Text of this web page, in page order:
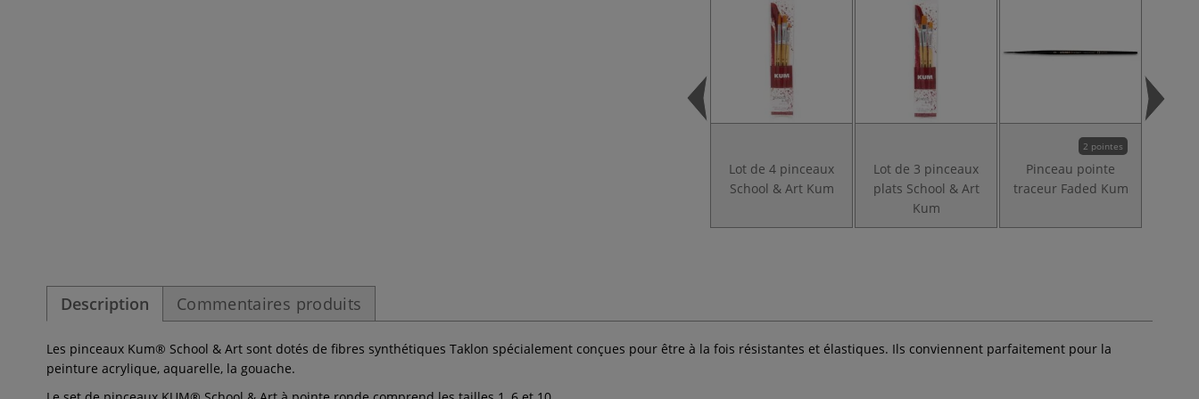
Lot de 4 pinceaux
School & Art Kum
Lot de 3 pinceaux
plats School & Art
Kum
2 pointes
Pinceau pointe
traceur Faded Kum
Description Commentaires produits
Les pinceaux Kum® School & Art sont dotés de fibres synthétiques Taklon spécialement conçues pour être à la fois résistantes et élastiques. Ils conviennent parfaitement pour la
peinture acrylique, aquarelle, la gouache.